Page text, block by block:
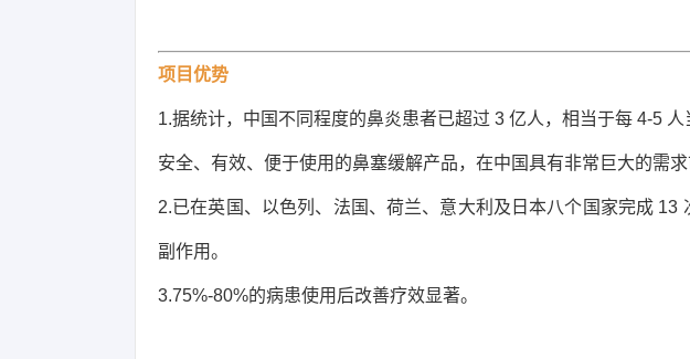
项目优势
1.据统计，中国不同程度的鼻炎患者已超过 3 亿人，相当于每 4-5
安全、有效、便于使用的鼻塞缓解产品， 在中国具有非常巨大的需求
2.已在英国、以色列、法国、荷兰、意大利及日本八个国家完成 13
副作用。
3.75%-80%的病患使用后改善疗效显著。